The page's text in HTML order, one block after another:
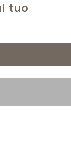
tuo
sociale 290.923.470,04